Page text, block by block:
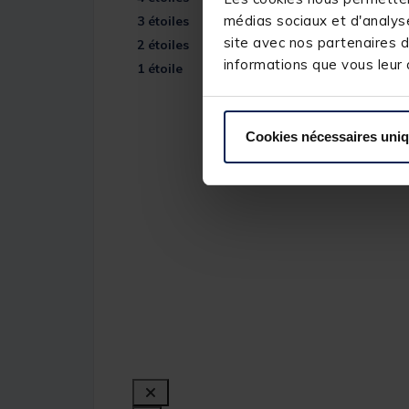
médias sociaux et
site avec nos partenaires
informations que vous
Cookies nécessaires
3 étoiles
2 étoiles
1 étoile